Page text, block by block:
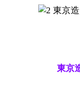
東京